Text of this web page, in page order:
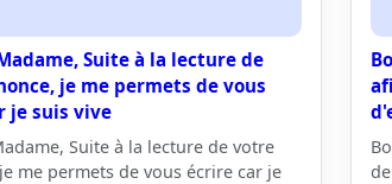
Suite à la lecture de
je me permets de vous
je suis vive
Suite à la lecture de votre
me permets de vous écrire car je